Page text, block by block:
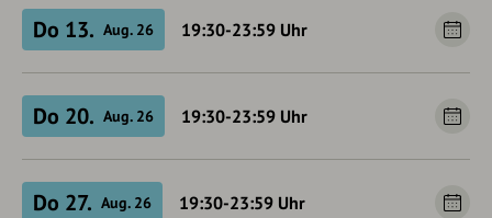
Do 13. Aug. 26 19:30-23:59 Uhr
Do 20. Aug. 26 19:30-23:59 Uhr
Do 27. Aug. 26 19:30-23:59 Uhr